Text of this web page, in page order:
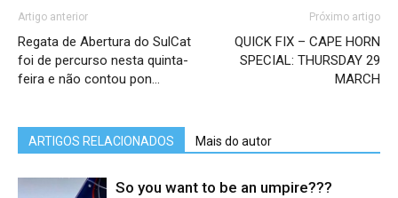
Artigo anterior
Regata de Abertura do SulCat
foi de percurso nesta quinta-
feira e não contou pon…
Próximo artigo
QUICK FIX – CAPE HORN
SPECIAL: THURSDAY 29
MARCH
ARTIGOS RELACIONADOS Mais do autor
So you want to be an umpire???